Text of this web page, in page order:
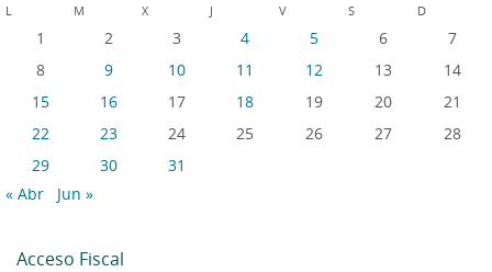
L M X J V S D
1 2 3 4 5 6
7
8
9 10 11 12 13
14
15
16 17 18 19 20
21
22
23 24 25 26 27
28
29
30
31
« Abr
Jun »
Acceso Fiscal